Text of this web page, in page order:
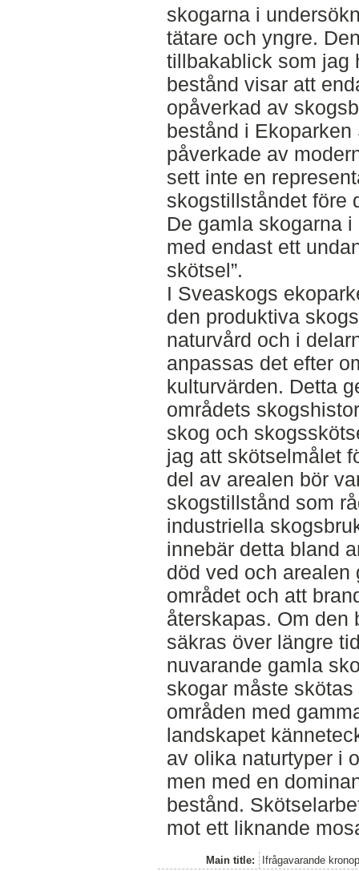
skogarna i
tätare och yngre.
tillbakablick som jag
bestånd visar att
opåverkad av
bestånd i
påverkade av
sett inte en
skogstillståndet före
De gamla skogarna
med endast ett
skötsel”.
I Sveaskogs
den produktiva
naturvård och i
anpassas det efter
kulturvärden. Detta
områdets
skog och
jag att skötselmålet
del av arealen bör
skogstillstånd som
industriella
innebär detta bland
död ved och
området och att
återskapas. Om den
säkras över längre
nuvarande gamla
skogar måste
områden med
landskapet
av olika naturtyper i
men med en
bestånd.
mot ett liknande
Main title:
Ifrågavarande